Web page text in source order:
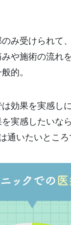
み受けられて
や施術の流れ
的。
効果を実感し
実感したいな
通いたいところ